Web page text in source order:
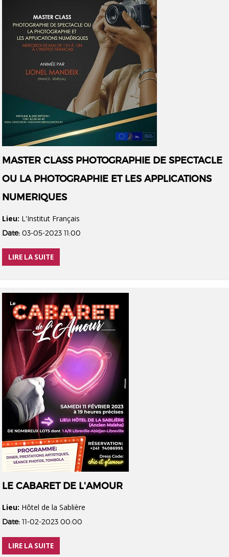
MASTER CLASS PHOTOGRAPHIE DE SPECTACLE
OU LA PHOTOGRAPHIE ET LES APPLICATIONS
NUMERIQUES
Lieu: L'Institut Français
Date: 03-05-2023 11:00
LIRE LA SUITE
LE CABARET DE L'AMOUR
Lieu: Hôtel de la Sablière
Date: 11-02-2023 00:00
LIRE LA SUITE